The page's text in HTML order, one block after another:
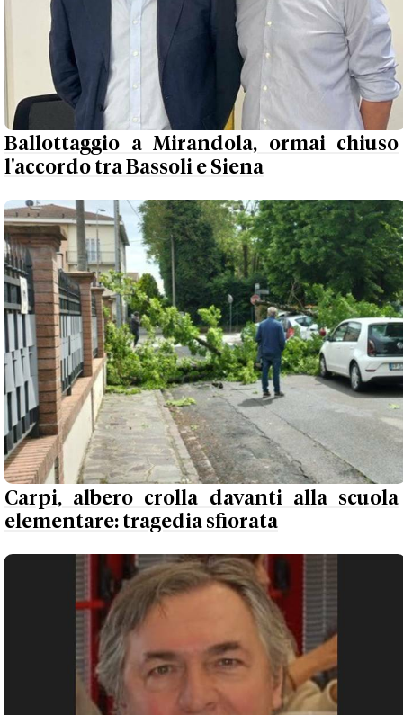
Ballottaggio a Mirandola, ormai chiuso
l'accordo tra Bassoli e Siena
Carpi, albero crolla davanti alla scuola
elementare: tragedia sfiorata